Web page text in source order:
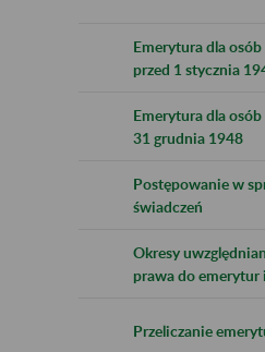
Emerytura dla
przed 1 stycznia
Emerytura dla
31 grudnia 1948
Postępowanie w
świadczeń
Okresy
prawa do emerytur
Przeliczanie